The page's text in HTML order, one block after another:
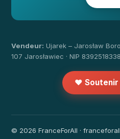
Vendeur: Ujarek – Jarosław
107 Jarosławiec · NIP 8392518338
❤️
© 2026 FranceForAll ·